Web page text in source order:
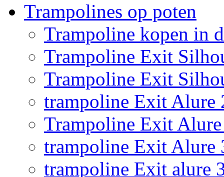
Trampolines op poten
Trampoline kopen in
Trampoline Exit
Trampoline Exit
trampoline Exit Alure
Trampoline Exit
trampoline Exit Alure
trampoline Exit alure